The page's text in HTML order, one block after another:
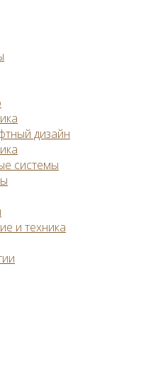
дизайн
системы
и техника